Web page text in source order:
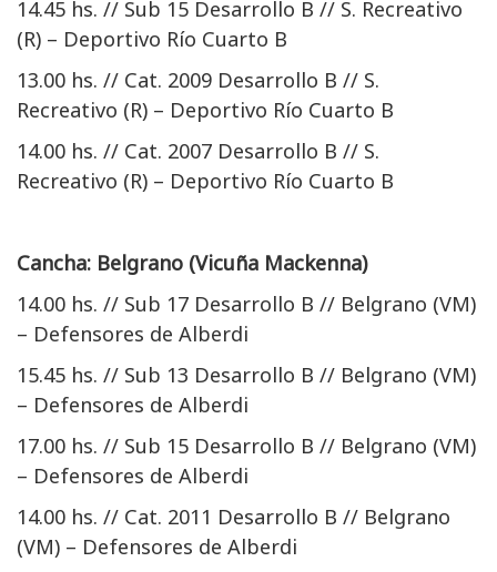
14.45 hs. // Sub 15 Desarrollo B // S. Recreativo
(R) – Deportivo Río Cuarto B
13.00 hs. // Cat. 2009 Desarrollo B // S.
Recreativo (R) – Deportivo Río Cuarto B
14.00 hs. // Cat. 2007 Desarrollo B // S.
Recreativo (R) – Deportivo Río Cuarto B
Cancha: Belgrano (Vicuña Mackenna)
14.00 hs. // Sub 17 Desarrollo B // Belgrano (VM)
– Defensores de Alberdi
15.45 hs. // Sub 13 Desarrollo B // Belgrano (VM)
– Defensores de Alberdi
17.00 hs. // Sub 15 Desarrollo B // Belgrano (VM)
– Defensores de Alberdi
14.00 hs. // Cat. 2011 Desarrollo B // Belgrano
(VM) – Defensores de Alberdi